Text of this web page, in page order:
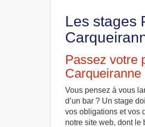
Les stages
Passez votre
Carqueiranne
Vous pensez à vous
d’un bar ? Un stage
vos obligations et vos
notre site web, dont le